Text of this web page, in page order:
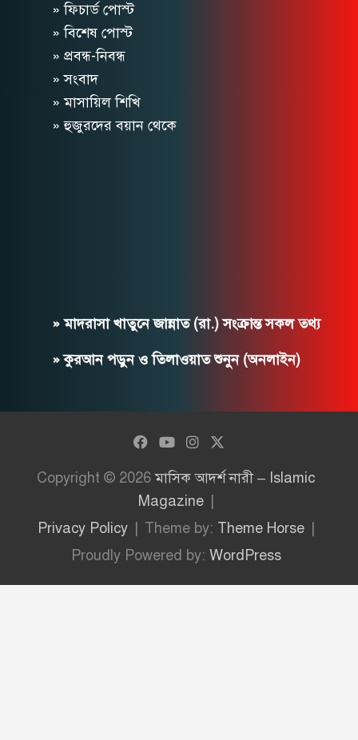
» ফিচার্ড পোস্ট
» বিশেষ পোস্ট
» প্রবন্ধ-নিবন্ধ
» সংবাদ
» মাসায়িল শিখি
» হুজুরদের বয়ান থেকে
» মাদরাসা খাতুনে জান্নাত (রা.) সংক্রান্ত সকল তথ্য
» কুরআন পড়ুন ও তিলাওয়াত শুনুন (অনলাইন)
Copyright © 2026মাসিক আদর্শ নারী – Islamic
Magazine
Privacy Policy
Theme by: Theme Horse
Proudly Powered by: WordPress